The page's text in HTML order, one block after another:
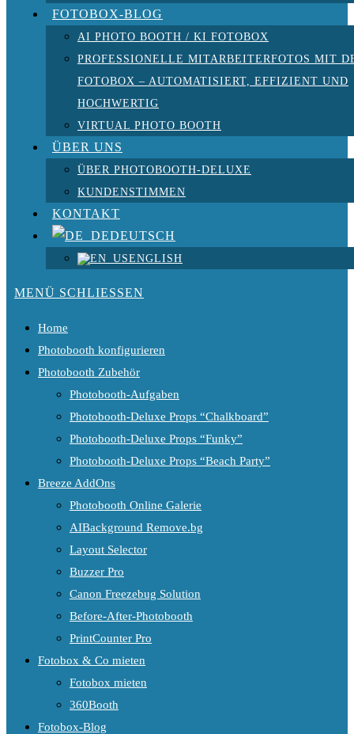
FOTOBOX-BLOG
AI PHOTO BOOTH / KI FOTOBOX
PROFESSIONELLE MITARBEITERFOTOS MIT
FOTOBOX – AUTOMATISIERT, EFFIZIENT UND
HOCHWERTIG
VIRTUAL PHOTO BOOTH
ÜBER UNS
ÜBER PHOTOBOOTH-DELUXE
KUNDENSTIMMEN
KONTAKT
DEUTSCH
ENGLISH
MENÜ SCHLIESSEN
Home
Photobooth konfigurieren
Photobooth Zubehör
Photobooth-Aufgaben
Photobooth-Deluxe Props “Chalkboard”
Photobooth-Deluxe Props “Funky”
Photobooth-Deluxe Props “Beach Party”
Breeze AddOns
Photobooth Online Galerie
AIBackground Remove.bg
Layout Selector
Buzzer Pro
Canon Freezebug Solution
Before-After-Photobooth
PrintCounter Pro
Fotobox & Co mieten
Fotobox mieten
360Booth
Fotobox-Blog